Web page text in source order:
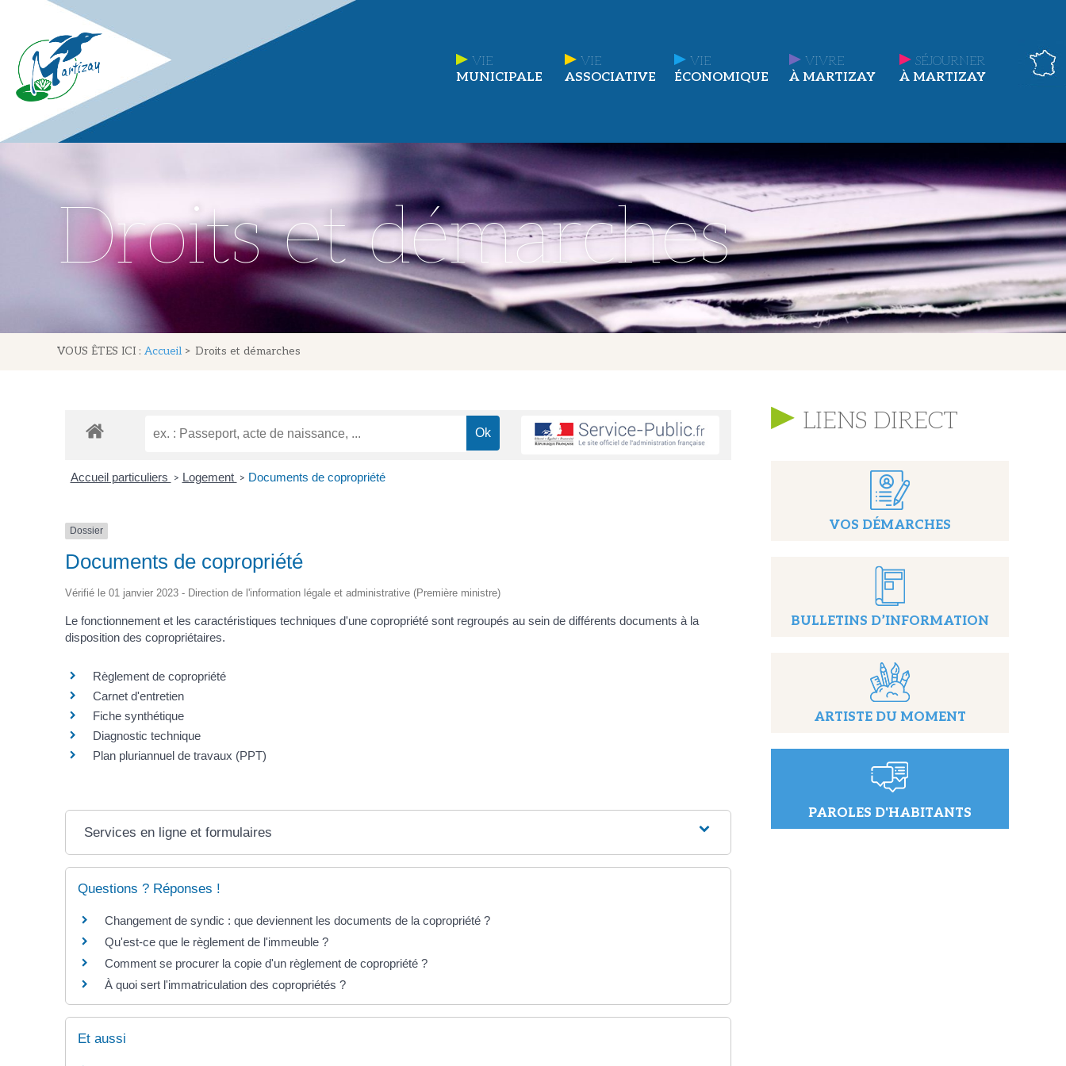
VIE
MUNICIPALE
VIE
ASSOCIATIVE
VIE
ÉCONOMIQUE
VIVRE
À MARTIZAY
SÉJOURNER
À MARTIZAY
Droits et démarches
VOUS ÊTES ICI : Accueil > Droits et démarches
Accueil particuliers > Logement > Documents de copropriété
Dossier
Documents de copropriété
Vérifié le 01 janvier 2023 - Direction de l'information légale et administrative (Première ministre)
Le fonctionnement et les caractéristiques techniques d'une copropriété sont regroupés au sein de différents documents à la
disposition des copropriétaires.
Règlement de copropriété
Carnet d'entretien
Fiche synthétique
Diagnostic technique
Plan pluriannuel de travaux (PPT)
Services en ligne et formulaires
Questions ? Réponses !
Changement de syndic : que deviennent les documents de la copropriété ?
Qu'est-ce que le règlement de l'immeuble ?
Comment se procurer la copie d'un règlement de copropriété ?
À quoi sert l'immatriculation des copropriétés ?
Et aussi
LIENS DIRECT
VOS DÉMARCHES
BULLETINS D’INFORMATION
ARTISTE DU MOMENT
PAROLES D'HABITANTS